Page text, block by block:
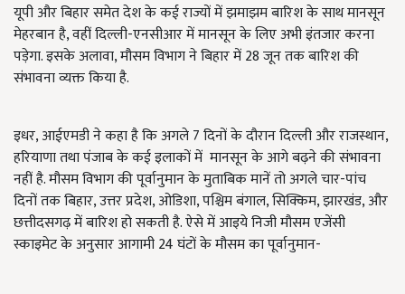
यूपी और बिहार समेत देश के कई राज्यों में झमाझम बारिश के साथ मानसून
मेहरबान है, वहीं दिल्ली-एनसीआर में मानसून के लिए अभी इंतजार करना
पड़ेगा. इसके अलावा, मौसम विभाग ने बिहार में 28 जून तक बारिश की
संभावना व्यक्त किया है.
इधर, आईएमडी ने कहा है कि अगले 7 दिनों के दौरान दिल्ली और राजस्थान,
हरियाणा तथा पंजाब के कई इलाकों में मानसून के आगे बढ़ने की संभावना
नहीं है. मौसम विभाग की पूर्वानुमान के मुताबिक मानें तो अगले चार-पांच
दिनों तक बिहार, उत्तर प्रदेश, ओडिशा, पश्चिम बंगाल, सिक्किम, झारखंड, और
छत्तीदसगढ़ में बारिश हो सकती है. ऐसे में आइये निजी मौसम एजेंसी
स्काइमेट के अनुसार आगामी 24 घंटों के मौसम का पूर्वानुमान-